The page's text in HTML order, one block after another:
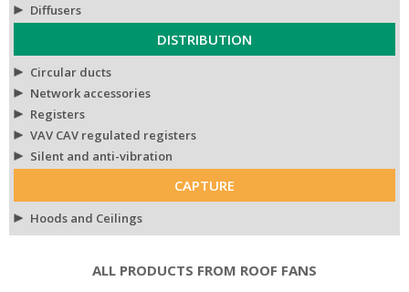
Diffusers
DISTRIBUTION
Circular ducts
Network accessories
Registers
VAV CAV regulated registers
Silent and anti-vibration
CAPTURE
Hoods and Ceilings
ALL PRODUCTS FROM ROOF FANS